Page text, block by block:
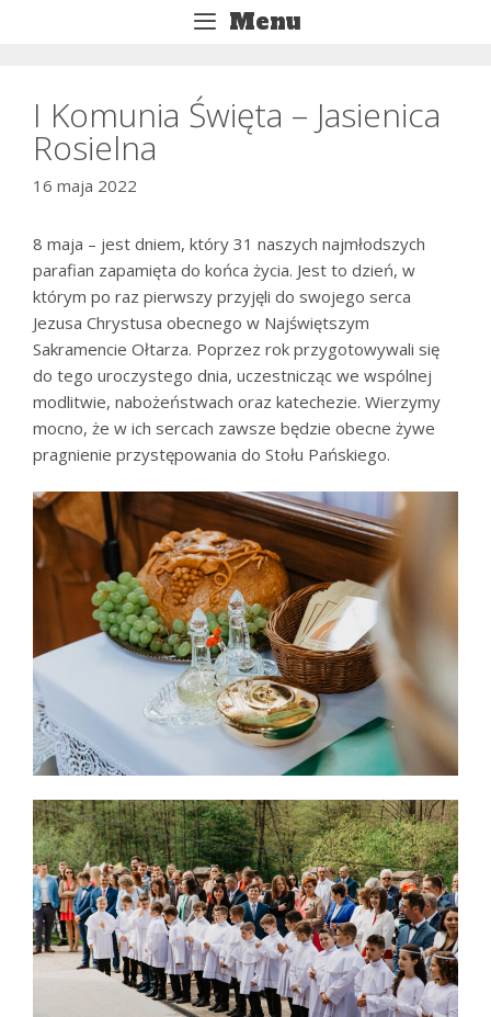
Menu
I Komunia Święta – Jasienica
Rosielna
16 maja 2022
8 maja – jest dniem, który 31 naszych najmłodszych
parafian zapamięta do końca życia. Jest to dzień, w
którym po raz pierwszy przyjęli do swojego serca
Jezusa Chrystusa obecnego w Najświętszym
Sakramencie Ołtarza. Poprzez rok przygotowywali się
do tego uroczystego dnia, uczestnicząc we wspólnej
modlitwie, nabożeństwach oraz katechezie. Wierzymy
mocno, że w ich sercach zawsze będzie obecne żywe
pragnienie przystępowania do Stołu Pańskiego.